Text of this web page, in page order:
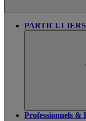
PARTICULIERS
Professionnels &